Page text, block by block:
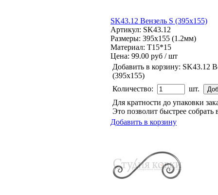
SK43.12 Вензель S (395х155)
Артикул: SK43.12
Размеры: 395x155 (1.2мм)
Материал: Т15*15
Цена: 99.00 руб / шт
Добавить в корзину: SK43.12
(395х155)
Количество:
шт.
Для кратности до упаковки
Это позволит быстрее собрать
Добавить в корзину